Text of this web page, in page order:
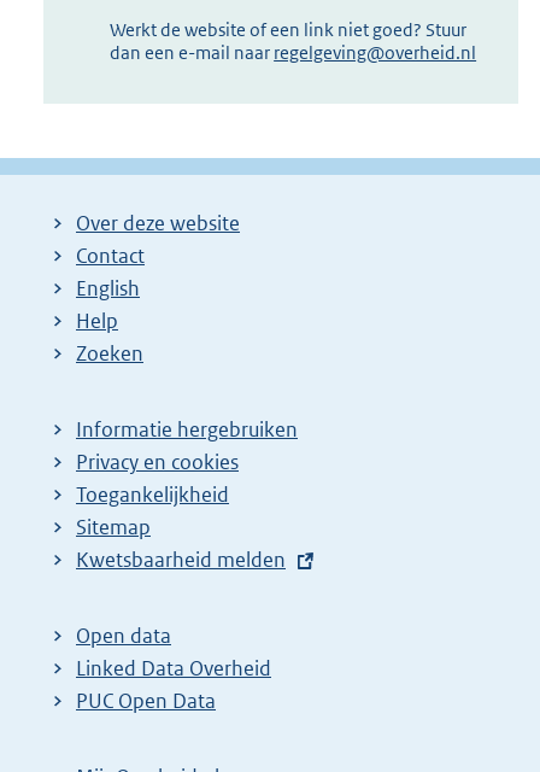
Werkt de website of een link niet goed? Stuur
dan een e-mail naar regelgeving@overheid.nl
Over deze website
Contact
English
Help
Zoeken
Informatie hergebruiken
Privacy en cookies
Toegankelijkheid
Sitemap
E
t
e
r
Kwetsbaarheid melden
Open data
Linked Data Overheid
PUC Open Data